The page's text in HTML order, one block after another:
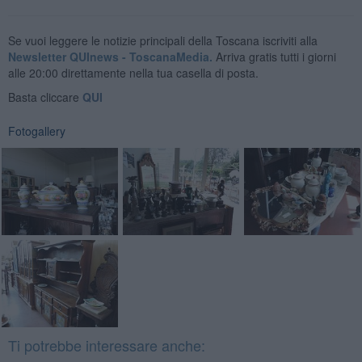
Se vuoi leggere le notizie principali della Toscana iscriviti alla
Newsletter QUInews - ToscanaMedia. Arriva gratis tutti i giorni
alle 20:00 direttamente nella tua casella di posta.
Basta cliccare QUI
Fotogallery
Ti potrebbe interessare anche: